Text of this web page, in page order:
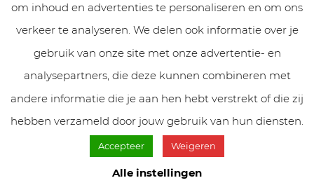
STERRENBEELD
Déze vier sterrenbeelden zullen in april 2025
iets bijzonders meemaken
om inhoud en advertenties te personaliseren en om ons
verkeer te analyseren. We delen ook informatie over je
gebruik van onze site met onze advertentie- en
analysepartners, die deze kunnen combineren met
andere informatie die je aan hen hebt verstrekt of die zij
hebben verzameld door jouw gebruik van hun diensten.
Accepteer Weigeren
Alle instellingen